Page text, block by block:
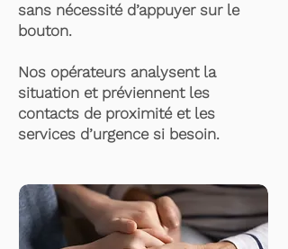
sans nécessité d’appuyer sur le
bouton.
Nos opérateurs analysent la
situation et préviennent les
contacts de proximité et les
services d’urgence si besoin.